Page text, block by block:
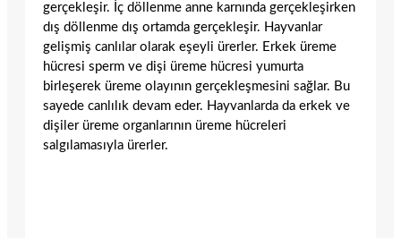
gerçekleşir. İç döllenme anne karnında gerçekleşirken
dış döllenme dış ortamda gerçekleşir. Hayvanlar
gelişmiş canlılar olarak eşeyli ürerler. Erkek üreme
hücresi sperm ve dişi üreme hücresi yumurta
birleşerek üreme olayının gerçekleşmesini sağlar. Bu
sayede canlılık devam eder. Hayvanlarda da erkek ve
dişiler üreme organlarının üreme hücreleri
salgılamasıyla ürerler.